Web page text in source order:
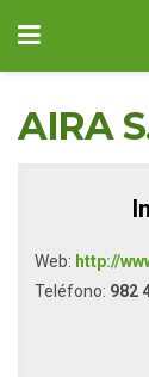
AIRA
Web: http://
Teléfono: 982